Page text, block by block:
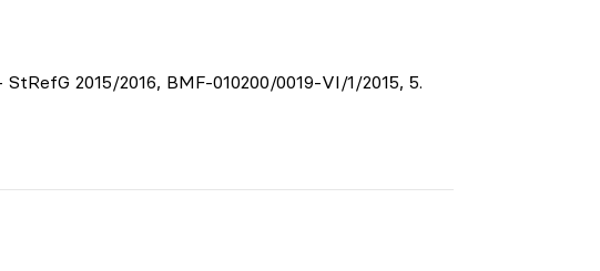
2015/2016, BMF-010200/0019-VI/1/2015, 5.